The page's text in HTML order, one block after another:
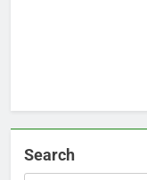
Search